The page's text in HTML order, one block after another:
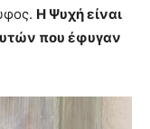
Η Ψυχή είναι
που έφυγαν